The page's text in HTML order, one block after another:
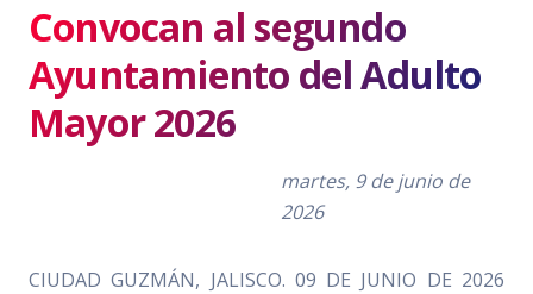
Convocan al segundo
Ayuntamiento del Adulto
Mayor 2026
martes, 9 de junio de
2026
CIUDAD GUZMÁN, JALISCO. 09 DE JUNIO DE 2026